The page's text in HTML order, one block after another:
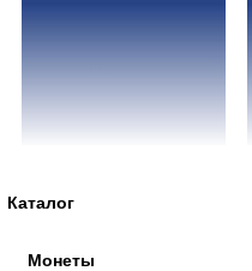
Каталог
Монеты